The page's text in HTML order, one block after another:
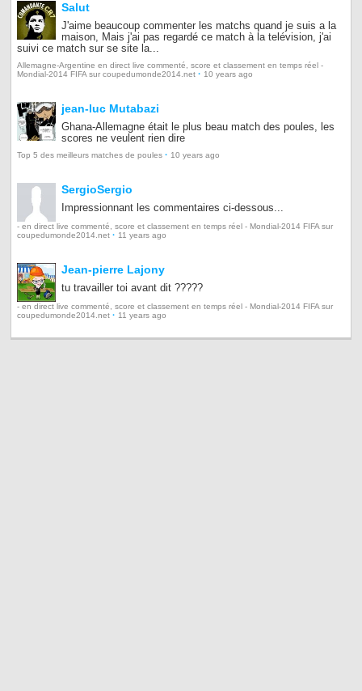
Salut
J'aime beaucoup commenter les matchs quand je suis a la
maison, Mais j'ai pas regardé ce match à la telévision, j'ai
suivi ce match sur se site la...
Allemagne-Argentine en direct live commenté, score et classement en temps réel -
Mondial-2014 FIFA sur coupedumonde2014.net · 10 years ago
jean-luc Mutabazi
Ghana-Allemagne était le plus beau match des poules, les
scores ne veulent rien dire
Top 5 des meilleurs matches de poules · 10 years ago
SergioSergio
Impressionnant les commentaires ci-dessous...
- en direct live commenté, score et classement en temps réel - Mondial-2014 FIFA sur
coupedumonde2014.net · 11 years ago
Jean-pierre Lajony
tu travailler toi avant dit ?????
- en direct live commenté, score et classement en temps réel - Mondial-2014 FIFA sur
coupedumonde2014.net · 11 years ago